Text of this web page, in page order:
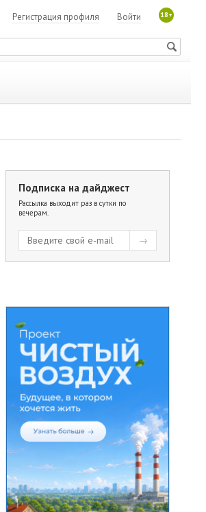
18+
Войти
Регистрация профиля
Подписка на дайджест
Рассылка выходит раз в сутки по
вечерам.